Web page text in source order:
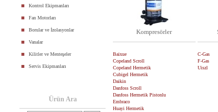
Kontrol Ekipmanları
Fan Motorları
Borular ve İzolasyonlar
Vanalar
Kilitler ve Menteşeler
Servis Ekipmanları
Ürün Ara
Kompresörler
Baixue
Copeland Scroll
Copeland Hermetik
Cubigel Hermetik
Daikin
Danfoss Scroll
Danfoss Hermetik Pistonlu
Embraco
Huayi Hermetik
C-Gas
F-Gas
Uiszl